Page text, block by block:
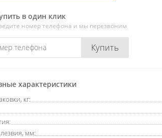
в один клик
номер телефона и мы перезвоним
Купить
характеристики
кг:
мм: